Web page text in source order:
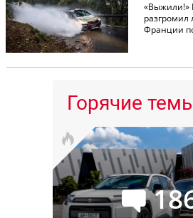
«Выжили!»
разгромил
Франции
Горячие